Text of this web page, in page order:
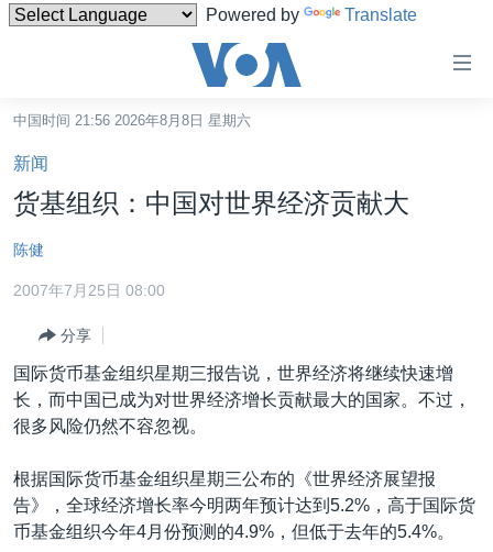
Powered by Translate
碍
链
接
跳
转
内
到
导
跳
转
到
中国
台湾
港澳
国际
最新国际新闻
印太
欧洲
非洲
分类新闻
经济·金融·贸易
科教·文娱·体健
军事
美中关系
白宫要闻
国会报道
VOA视频
VOA今日焦点
中国时间 21:56 2026年8月8日 星期六
新闻
货基组织：中国对世界经济贡献大
陈健
2007年7月25日 08:00
分享
国际货币基金组织星期三报告说，世界经济将继续快速增
长，而中国已成为对世界经济增长贡献最大的国家。不过，
很多风险仍然不容忽视。
根据国际货币基金组织星期三公布的《世界经济展望报
告》，全球经济增长率今明两年预计达到5.2%，高于国际货
币基金组织今年4月份预测的4.9%，但低于去年的5.4%。